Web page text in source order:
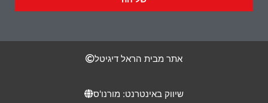
אתר מבית הראל דיגיטל
שיווק באינטרנט: מורנו'ס